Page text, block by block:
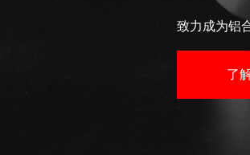
致力成为铝
了